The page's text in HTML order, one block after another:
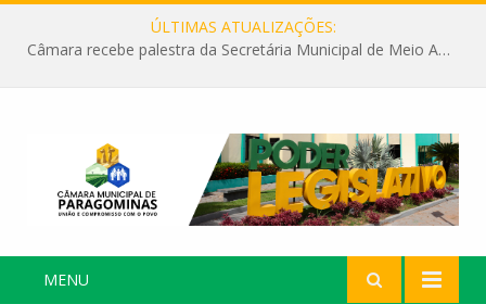
ÚLTIMAS ATUALIZAÇÕES:
Câmara recebe palestra da Secretária Municipal de Meio Ambiente sobre as ações da “SEMANA DO MEIO AMBIENTE”
MENU